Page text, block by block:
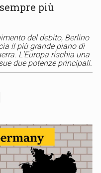
più
del debito, Berlino
il più grande piano di
L’Europa rischia una
due potenze principali.